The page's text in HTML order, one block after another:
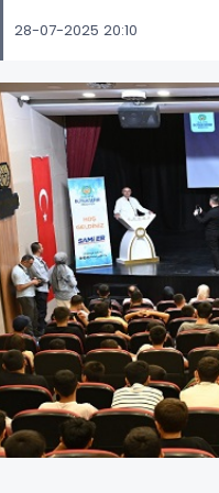
28-07-2025 20:10